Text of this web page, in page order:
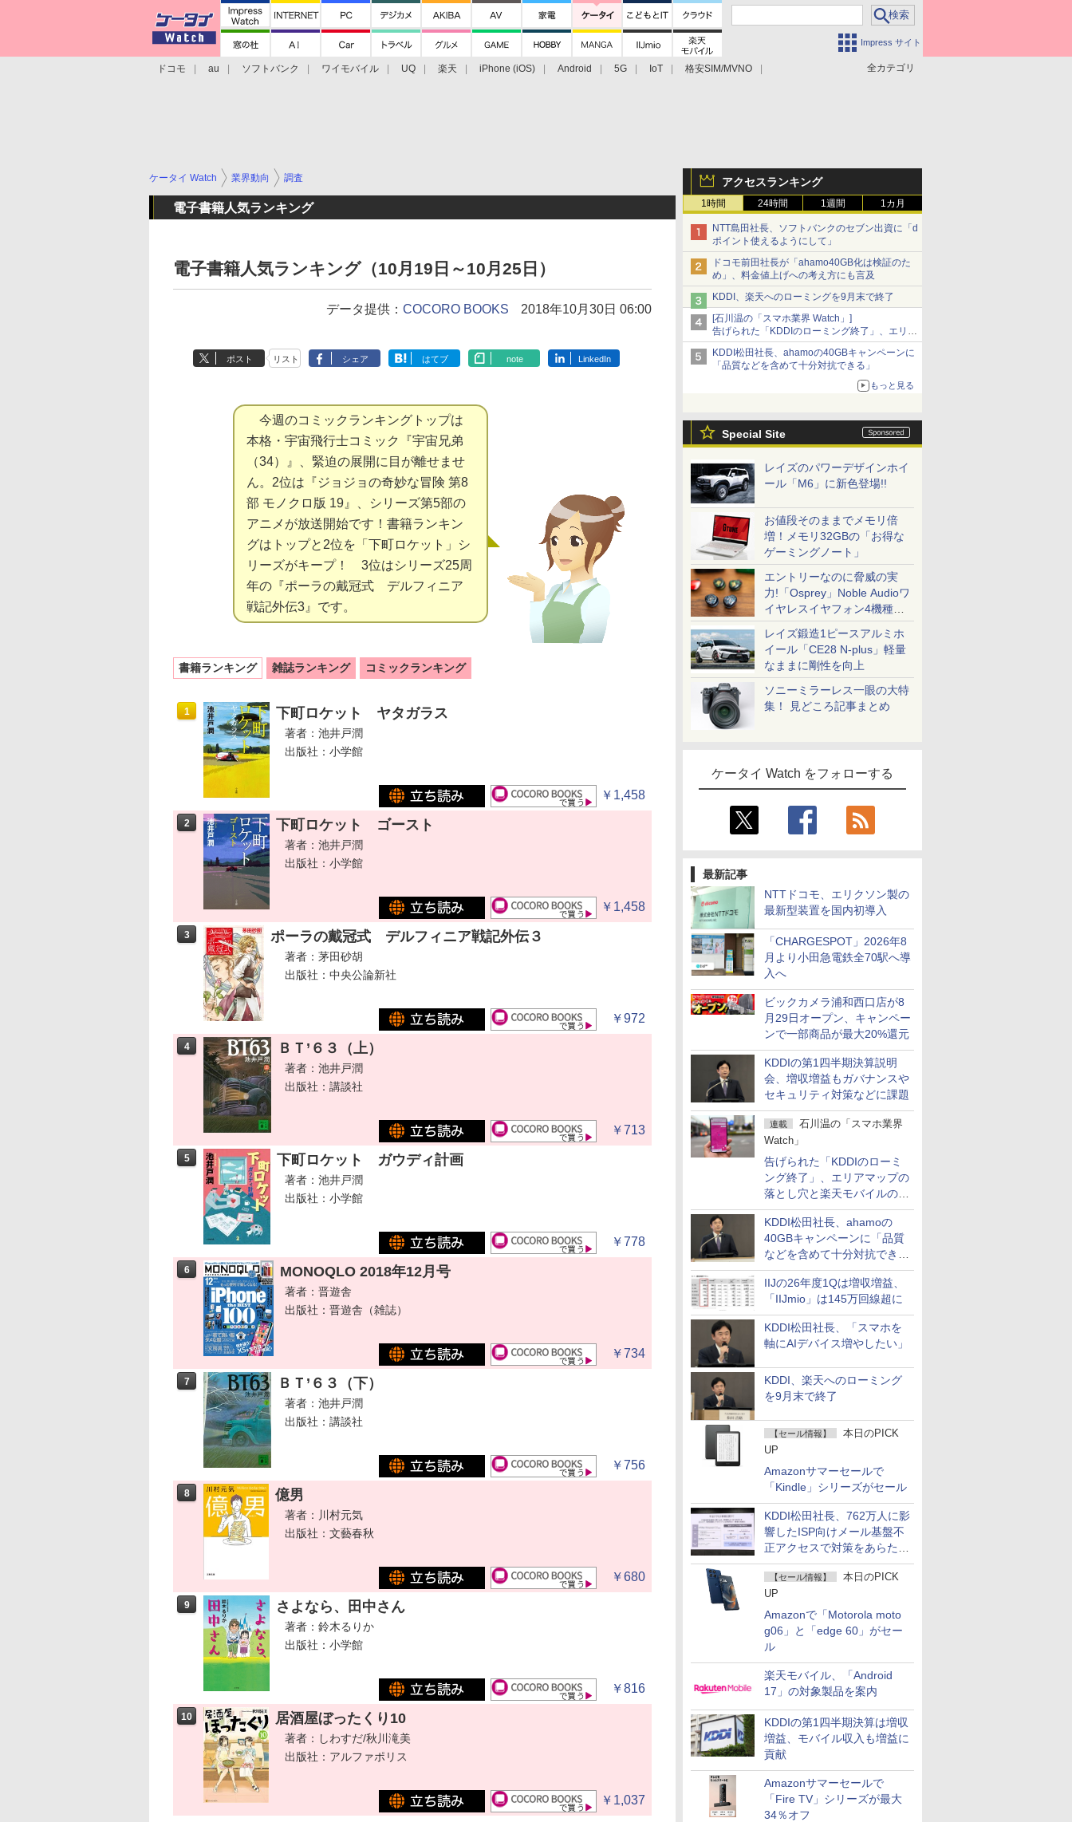
Impress サイト
全カテゴリ
ドコモ au ソフトバンク ワイモバイル UQ 楽天 iPhone (iOS) Android 5G IoT
格安SIM/MVNO
アクセスランキング
1時間 24時間 1週間 1カ月
NTT島田社長、ソフトバンクのセブン出資に「d
ポイント使えるようにして」
ドコモ前田社長が「ahamo40GB化は検証のた
め」、料金値上げへの考え方にも言及
KDDI、楽天へのローミングを9月末で終了
[石川温の「スマホ業界 Watch」]
告げられた「KDDIのローミング終了」、エリア
マップの落とし穴と楽天モバイルの課題
KDDI松田社長、ahamoの40GBキャンペーンに
「品質などを含めて十分対抗できる」
もっと見る
Special Site
レイズのパワーデザインホイ
ール「M6」に新色登場!!
お値段そのままでメモリ倍
増！メモリ32GBの「お得な
ゲーミングノート」
エントリーなのに脅威の実
力!「Osprey」Noble Audioワ
イヤレスイヤフォン4機種を
一気に聴く
レイズ鍛造1ピースアルミホ
イール「CE28 N-plus」軽量
なままに剛性を向上
ソニーミラーレス一眼の大特
集！ 見どころ記事まとめ
ケータイ Watch をフォローする
最新記事
NTTドコモ、エリクソン製の
最新型装置を国内初導入
「CHARGESPOT」2026年8
月より小田急電鉄全70駅へ導
入へ
ビックカメラ浦和西口店が8
月29日オープン、キャンペー
ンで一部商品が最大20%還元
KDDIの第1四半期決算説明
会、増収増益もガバナンスや
セキュリティ対策などに課題
連載
石川温の「スマホ業界
Watch」
告げられた「KDDIのローミ
ング終了」、エリアマップの
落とし穴と楽天モバイルの課
題
KDDI松田社長、ahamoの
40GBキャンペーンに「品質
などを含めて十分対抗でき
る」
IIJの26年度1Qは増収増益、
「IIJmio」は145万回線超に
KDDI松田社長、「スマホを
軸にAIデバイス増やしたい」
KDDI、楽天へのローミング
を9月末で終了
【セール情報】
本日のPICK
UP
Amazonサマーセールで
「Kindle」シリーズがセール
KDDI松田社長、762万人に影
響したISP向けメール基盤不
正アクセスで対策をあらため
て説明
【セール情報】
本日のPICK
UP
Amazonで「Motorola moto
g06」と「edge 60」がセー
ル
楽天モバイル、「Android
17」の対象製品を案内
KDDIの第1四半期決算は増収
増益、モバイル収入も増益に
貢献
Amazonサマーセールで
「Fire TV」シリーズが最大
34％オフ
ケータイ Watch 業界動向 調査
電子書籍人気ランキング
電子書籍人気ランキング（10月19日～10月25日）
データ提供： COCORO BOOKS 2018年10月30日 06:00
ポスト リスト シェア はてブ note LinkedIn
今週のコミックランキングトップは
本格・宇宙飛行士コミック『宇宙兄弟
（34）』、緊迫の展開に目が離せませ
ん。2位は『ジョジョの奇妙な冒険 第8
部 モノクロ版 19』、シリーズ第5部の
アニメが放送開始です！書籍ランキン
グはトップと2位を「下町ロケット」シ
リーズがキープ！ 3位はシリーズ25周
年の『ポーラの戴冠式 デルフィニア
戦記外伝3』です。
書籍ランキング 雑誌ランキング コミックランキング
1 下町ロケット ヤタガラス
著者：池井戸潤
出版社：小学館
￥1,458
2 下町ロケット ゴースト
著者：池井戸潤
出版社：小学館
￥1,458
3 ポーラの戴冠式 デルフィニア戦記外伝３
著者：茅田砂胡
出版社：中央公論新社
￥972
4 ＢＴ’６３（上）
著者：池井戸潤
出版社：講談社
￥713
5 下町ロケット ガウディ計画
著者：池井戸潤
出版社：小学館
￥778
6 MONOQLO 2018年12月号
著者：晋遊舎
出版社：晋遊舎（雑誌）
￥734
7 ＢＴ’６３（下）
著者：池井戸潤
出版社：講談社
￥756
8 億男
著者：川村元気
出版社：文藝春秋
￥680
9 さよなら、田中さん
著者：鈴木るりか
出版社：小学館
￥816
10 居酒屋ぼったくり10
著者：しわすだ/秋川滝美
出版社：アルファポリス
￥1,037